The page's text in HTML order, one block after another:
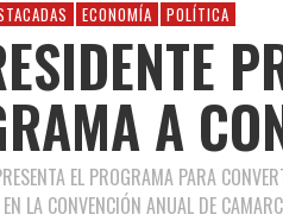
ECONOMÍA POLÍTICA
A
EL PROGRAMA PARA
LA CONVENCIÓN ANUAL DE